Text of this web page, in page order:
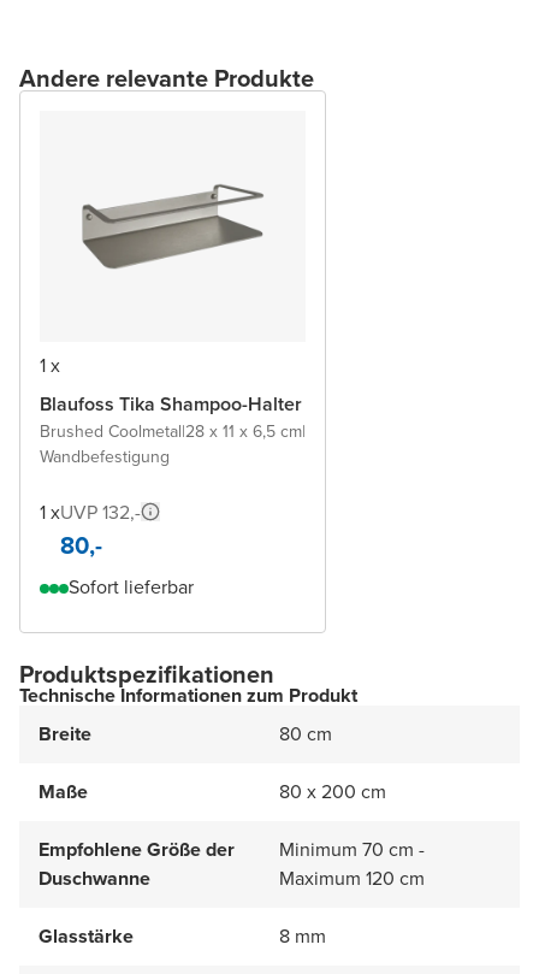
Andere relevante Produkte
1 x
Blaufoss Tika Shampoo-Halter
Brushed Coolmetal|28 x 11 x 6,5 cm|
Wandbefestigung
1 xUVP 132,-
80,-
Sofort lieferbar
Produktspezifikationen
Technische Informationen zum Produkt
Breite
80 cm
Maße 80 x 200 cm
Empfohlene Größe der
Duschwanne
Minimum 70 cm -
Maximum 120 cm
Glasstärke 8 mm